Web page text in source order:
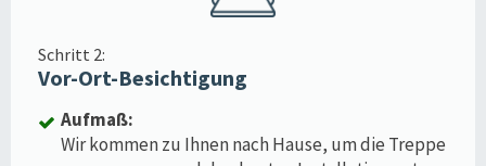
Schritt 2:
Vor-Ort-Besichtigung
Aufmaß:
Wir kommen zu Ihnen nach Hause, um die Treppe